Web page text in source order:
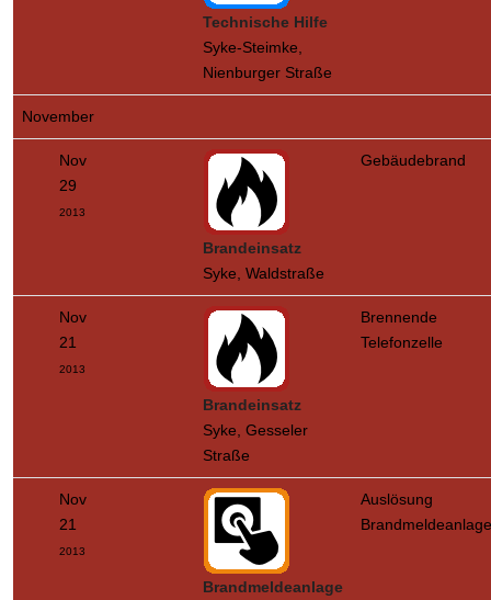
Technische Hilfe
Syke-Steimke,
Nienburger Straße
November
Nov
29
2013
Brandeinsatz
Syke, Waldstraße
Gebäudebrand
Nov
21
2013
Brandeinsatz
Syke, Gesseler
Straße
Brennende
Telefonzelle
Nov
21
2013
Brandmeldeanlage
Auslösung
Brandmeldeanlage